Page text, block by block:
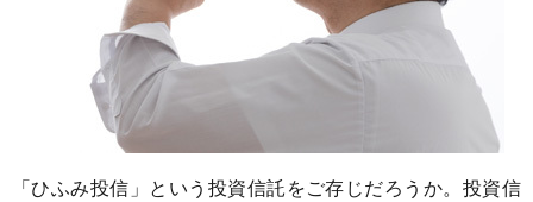
「ひふみ投信」という投資信託をご存じだろうか。投資信